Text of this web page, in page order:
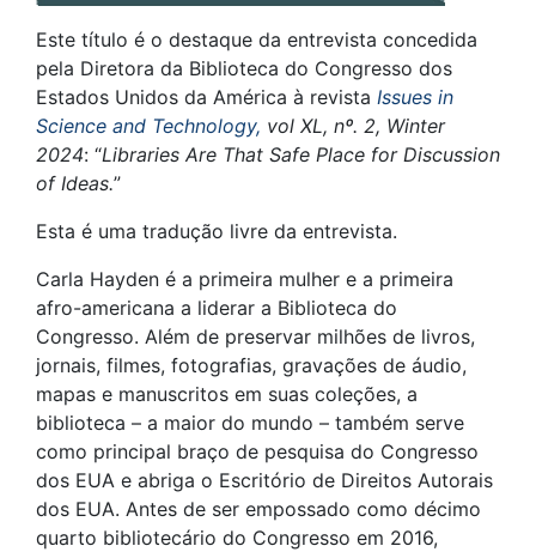
Este título é o destaque da entrevista concedida
pela Diretora da Biblioteca do Congresso dos
Estados Unidos da América à revista Issues in
Science and Technology, vol XL, nº. 2, Winter
2024: “Libraries Are That Safe Place for Discussion
of Ideas.”
Esta é uma tradução livre da entrevista.
Carla Hayden é a primeira mulher e a primeira
afro-americana a liderar a Biblioteca do
Congresso. Além de preservar milhões de livros,
jornais, filmes, fotografias, gravações de áudio,
mapas e manuscritos em suas coleções, a
biblioteca – a maior do mundo – também serve
como principal braço de pesquisa do Congresso
dos EUA e abriga o Escritório de Direitos Autorais
dos EUA. Antes de ser empossado como décimo
quarto bibliotecário do Congresso em 2016,